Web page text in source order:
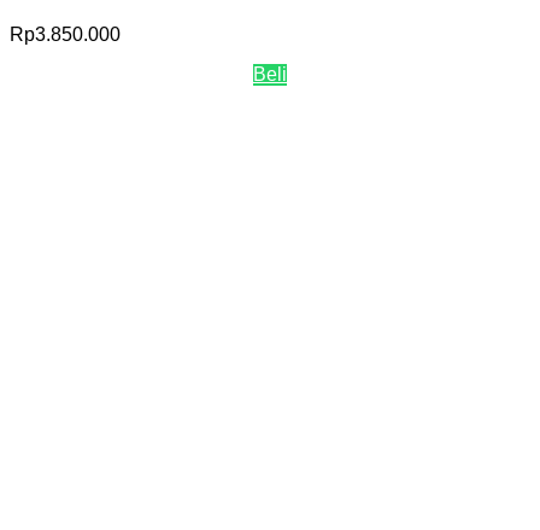
Rp3.850.000
Beli